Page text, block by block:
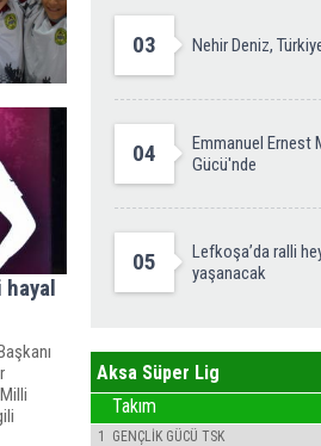
hayal
03 Nehir Deniz,
04
Emmanuel Ernest
Gücü'nde
05
Lefkoşa’da ralli
yaşanacak
Aksa Süper Lig
Takım
1 GENÇLİK GÜCÜ TSK